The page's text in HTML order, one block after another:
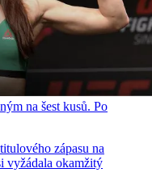
na šest kusů. Po
zápasu na
vyžádala okamžitý